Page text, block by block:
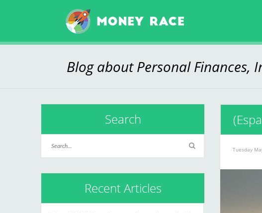
Blog about Personal Finances,
Tuesday
Search
Recent Articles